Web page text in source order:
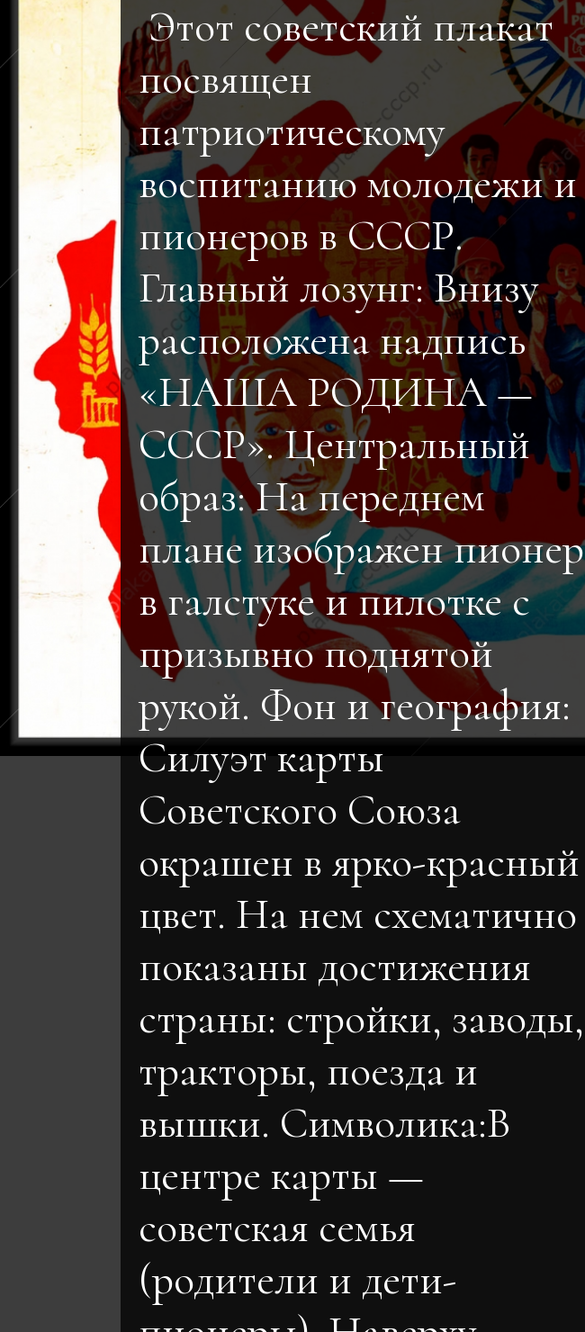
Этот советский плакат
посвящен
патриотическому
воспитанию молодежи и
пионеров в СССР.
Главный лозунг: Внизу
расположена надпись
«НАША РОДИНА —
СССР». Центральный
образ: На переднем
плане изображен пионер
в галстуке и пилотке с
призывно поднятой
рукой. Фон и география:
Силуэт карты
Советского Союза
окрашен в ярко-красный
цвет. На нем схематично
показаны достижения
страны: стройки, заводы,
тракторы, поезда и
вышки. Символика:В
центре карты —
советская семья
(родители и дети-